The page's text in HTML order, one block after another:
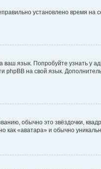
установлено время на
язык. Попробуйте узнать у
phpBB на свой язык.
обычно это звёздочки,
«аватара» и обычно